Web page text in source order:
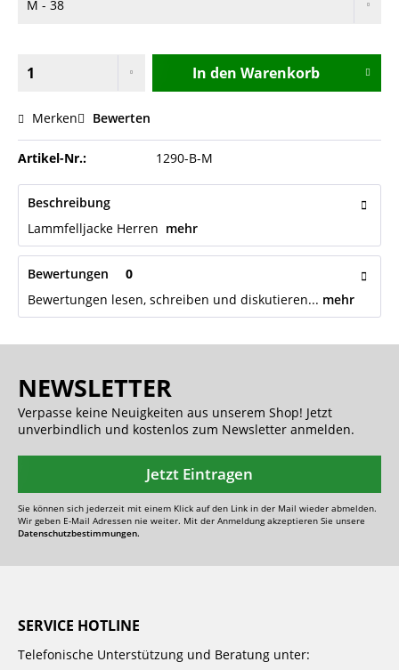
In den Warenkorb
Merken Bewerten
Artikel-Nr.: 1290-B-M
Beschreibung
Lammfelljacke Herren mehr
Bewertungen
0
Bewertungen lesen, schreiben und diskutieren... mehr
NEWSLETTER
Verpasse keine Neuigkeiten aus unserem Shop! Jetzt
unverbindlich und kostenlos zum Newsletter anmelden.
Jetzt Eintragen
Sie können sich jederzeit mit einem Klick auf den Link in der Mail wieder abmelden.
Wir geben E-Mail Adressen nie weiter. Mit der Anmeldung akzeptieren Sie unsere
Datenschutzbestimmungen.
SERVICE HOTLINE
Telefonische Unterstützung und Beratung unter: